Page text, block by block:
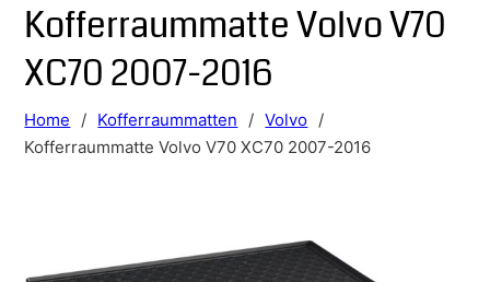
Kofferraummatte Volvo V70
XC70 2007-2016
Home / Kofferraummatten / Volvo /
Kofferraummatte Volvo V70 XC70 2007-2016